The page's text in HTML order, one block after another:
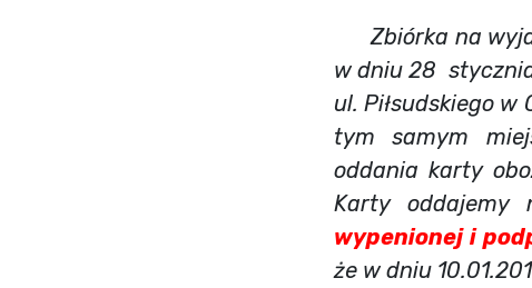
Zbiórka na
w dniu 28
ul. Piłsudskiego
tym samym
oddania karty
Karty oddajemy
wypenionej i
że w dniu